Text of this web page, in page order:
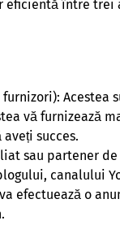
eficientă între
Acestea
vă furnizează
succes.
sau partener de
canalului
efectuează o